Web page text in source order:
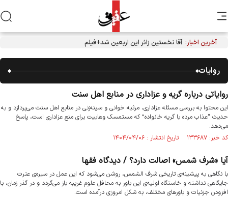
آخرین اخبار: آقا نخستین زائر این اربعین شد+فیلم
روایات
روایاتی درباره گریه و عزاداری در منابع اهل سنت
این محتوا به بررسی مسئله عزاداری، مرثیه خوانی و سینه‌زنی در منابع اهل سنت می‌پردازد و به
حدیث “عذاب مرده با گریه خانواده” که مستمسک وهابیت برای منع عزاداری است، پاسخ
می‌دهد.
کد خبر: ۱۳۳۶۸۷ تاریخ انتشار : ۱۴۰۴/۰۴/۰۶
آیا «شرف شمس» اصالت دارد؟ / دیدگاه فقها
با نگاهی به پیشینه‌ی تاریخی شرف الشمس، روشن می‌شود که این عمل در سیره‌ی عترت
جایگاهی نداشته و خاستگاه اولیه‌ی این باور به محافل علوم غریبه باز می‌گردد و در گذر زمان، با
افزودن جزئیات و باورهای مختلف، به شکل امروزی درآمده است.